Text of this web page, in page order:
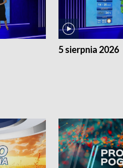
5 sierpnia 2026